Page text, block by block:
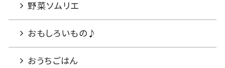
野菜ソムリエ
おもしろいもの♪
おうちごはん